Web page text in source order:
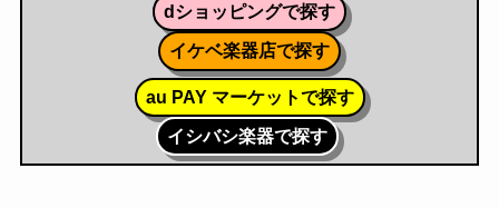
dショッピングで探す
イケベ楽器店で探す
au PAY マーケットで探す
イシバシ楽器で探す